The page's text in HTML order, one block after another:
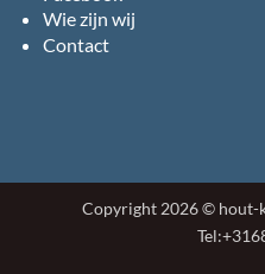
Wie zijn wij
Contact
Copyright 2026 © hout-